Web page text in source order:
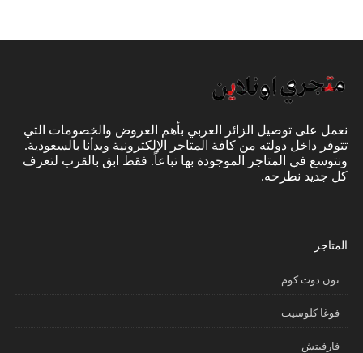
نعمل على توصيل الزائر العربي بأهم العروض والخصومات التي
تتوفر داخل دولته من كافة المتاجر الإلكترونية وبدأنا بالسعودية.
ونتوسع في المتاجر الموجودة بها تباعاً. فقط ابق بالقرب لتعرف
كل جديد نطرحه.
المتاجر
نون دوت كوم
فوغا كلوسيت
فارفيتش